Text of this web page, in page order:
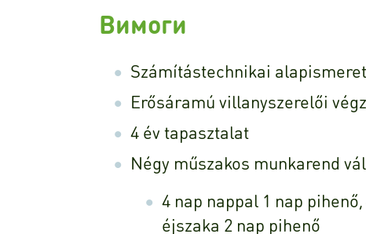
Вимоги
Számítástechnikai
Erősáramú villanyszerelői
4 év tapasztalat
Négy műszakos munkarend
4 nap nappal 1 nap
éjszaka 2 nap pihenő